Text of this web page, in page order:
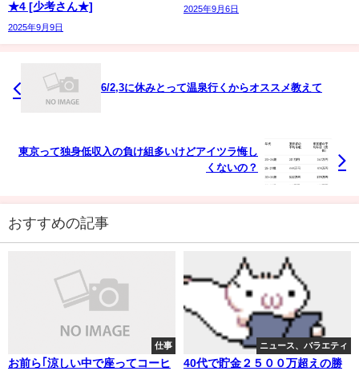
★4 [少考さん★]
2025年9月9日
2025年9月6日
6/2,3に休みとって温泉行くからオススメ教えて
東京って独身低収入の負け組多いけどアイツラ悔し
くないの？
おすすめの記事
仕事
お前ら｢涼しい中で座ってコーヒ
ニュース、バラエティ
40代で貯金２５００万超えの勝